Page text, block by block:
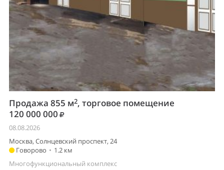
Продажа 855 м2, торговое помещение
120 000 000
08.08.2026
Москва, Солнцевский проспект, 24
Говорово • 1.2 км
Многофункциональный комплекс